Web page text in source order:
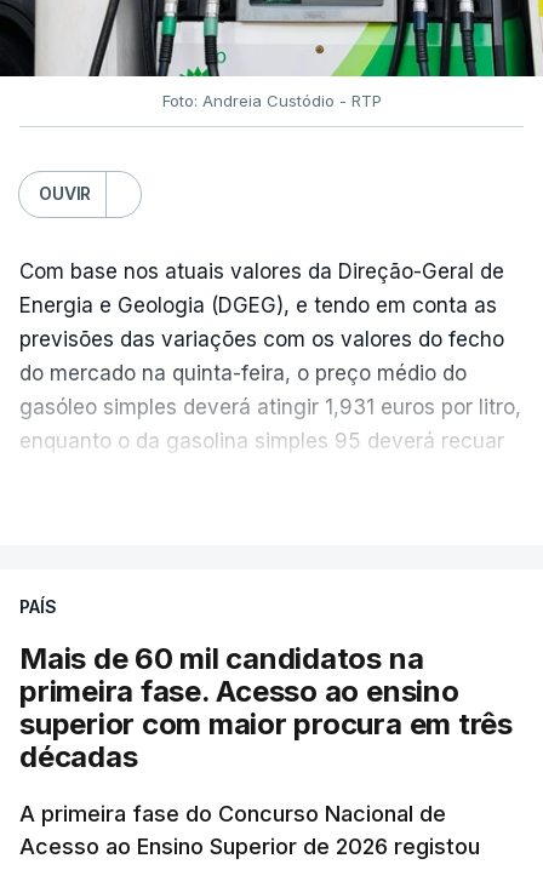
Foto: Andreia Custódio - RTP
OUVIR
Com base nos atuais valores da Direção-Geral de
Energia e Geologia (DGEG), e tendo em conta as
previsões das variações com os valores do fecho
do mercado na quinta-feira, o preço médio do
gasóleo simples deverá atingir 1,931 euros por litro,
enquanto o da gasolina simples 95 deverá recuar
evolução das cotações internacionais do petróleo,
posto de abastecimento, a marca e a localização.
A atualização do desconto do Imposto sobre os
Produtos Petrolíferos (ISP) também poderá
O Governo comprometeu-se a aplicar uma redução
PAÍS
Mais de 60 mil candidatos na
primeira fase. Acesso ao ensino
superior com maior procura em três
décadas
A primeira fase do Concurso Nacional de
Acesso ao Ensino Superior de 2026 registou